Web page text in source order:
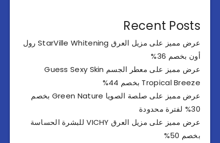
Recent Posts
عرض مميز على مزيل العرق StarVille Whitening رول
أون بخصم 36%
عرض مميز على معطر الجسم Guess Sexy Skin
Tropical Breeze بخصم 44%
عرض مميز على صلصة الصويا Green Nature بخصم
30% لفترة محدودة
عرض مميز على مزيل العرق VICHY للبشرة الحساسة
بخصم 50%